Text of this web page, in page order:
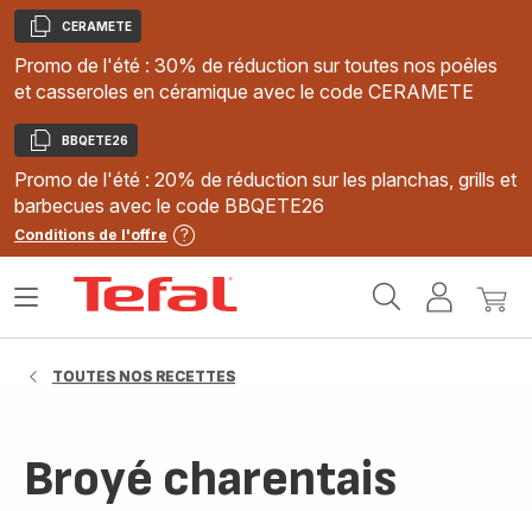
Copier
CERAMETE
Promo de l'été : 30% de réduction sur toutes nos poêles
et casseroles en céramique avec le code CERAMETE
Copier
BBQETE26
Promo de l'été : 20% de réduction sur les planchas, grills et
barbecues avec le code BBQETE26
Conditions de l'offre
MonMon
Ouvrir
TOUTES NOS RECETTES
Broyé charentais